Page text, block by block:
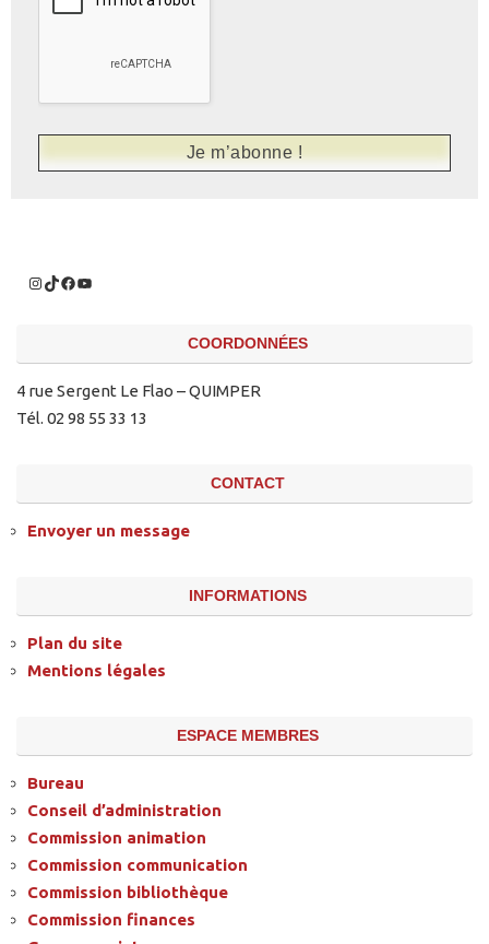
COORDONNÉES
4 rue Sergent Le Flao – QUIMPER
Tél. 02 98 55 33 13
CONTACT
Envoyer un message
INFORMATIONS
Plan du site
Mentions légales
ESPACE MEMBRES
Bureau
Conseil d’administration
Commission animation
Commission communication
Commission bibliothèque
Commission finances